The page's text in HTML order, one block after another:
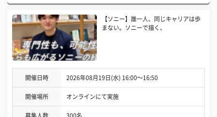
【ソニー】誰一人、同じキャリアは歩
まない。ソニーで描く、
開催日時 2026年08月19日(水) 16:00〜16:50
開催場所 オンラインにて実施
募集人数 300名